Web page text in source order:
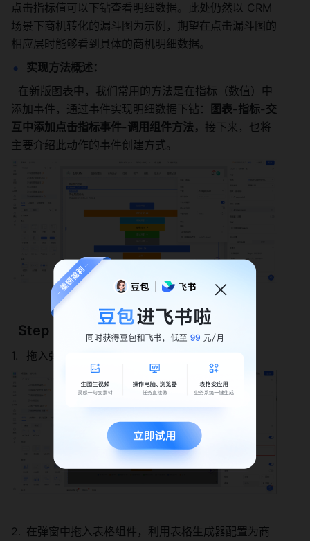
点击指标值可以下钻查看明细数据。此处仍然以 CRM
场景下商机转化的漏斗图为示例，期望在点击漏斗图的
相应层时能够看到具体的商机明细数据。
实现方法概述：
添加事件，通过事件实现明细数据下钻：
图表-指标-交
互中添加点击指标事件-调用组件方法， 接下来，也将
主要介绍此动作的事件创建方式。
  Step 1：拖入弹窗配置弹窗内容
拖入弹窗，设置隐藏属性为true
在弹窗中拖入表格组件，利用表格生成器配置为商